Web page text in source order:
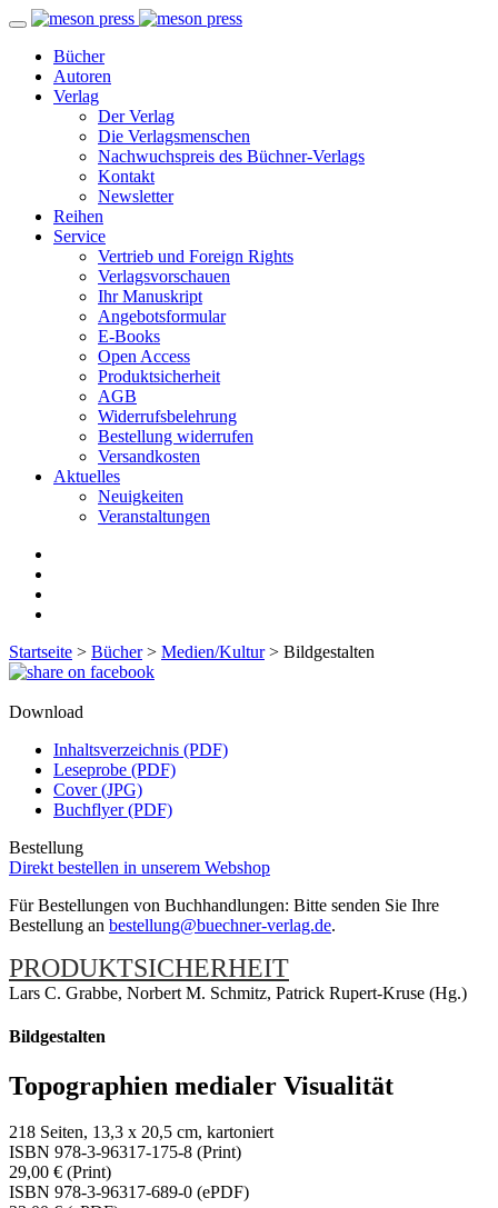
Bücher
Autoren
Verlag
Der Verlag
Die Verlagsmenschen
Nachwuchspreis des Büchner-Verlags
Kontakt
Newsletter
Reihen
Service
Vertrieb und Foreign Rights
Verlagsvorschauen
Ihr Manuskript
Angebotsformular
E-Books
Open Access
Produktsicherheit
AGB
Widerrufsbelehrung
Bestellung widerrufen
Versandkosten
Aktuelles
Neuigkeiten
Veranstaltungen
Startseite > Bücher> Medien/Kultur> Bildgestalten
Download
Inhaltsverzeichnis (PDF)
Leseprobe (PDF)
Cover (JPG)
Buchflyer (PDF)
Bestellung
Direkt bestellen in unserem Webshop
Für Bestellungen von Buchhandlungen: Bitte senden Sie Ihre
Bestellung an bestellung@buechner-verlag.de.
PRODUKTSICHERHEIT
Lars C. Grabbe, Norbert M. Schmitz, Patrick Rupert-Kruse (Hg.)
Bildgestalten
Topographien medialer Visualität
218 Seiten, 13,3 x 20,5 cm, kartoniert
ISBN 978-3-96317-175-8 (Print)
29,00 € (Print)
ISBN 978-3-96317-689-0 (ePDF)